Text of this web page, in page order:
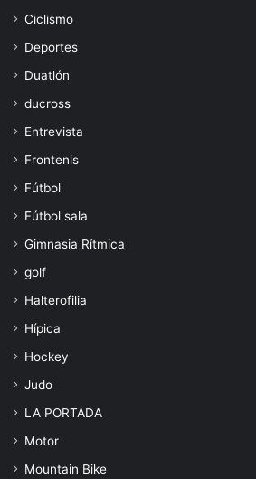
Ciclismo
Deportes
Duatlón
ducross
Entrevista
Frontenis
Fútbol
Fútbol sala
Gimnasia Rítmica
golf
Halterofilia
Hípica
Hockey
Judo
LA PORTADA
Motor
Mountain Bike